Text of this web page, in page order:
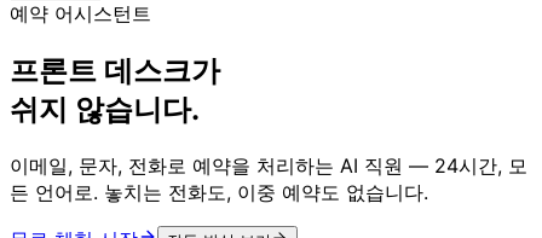
예약 어시스턴트
프론트 데스크가
쉬지 않습니다.
이메일, 문자, 전화로 예약을 처리하는 AI 직원 — 24시간, 모
든 언어로. 놓치는 전화도, 이중 예약도 없습니다.